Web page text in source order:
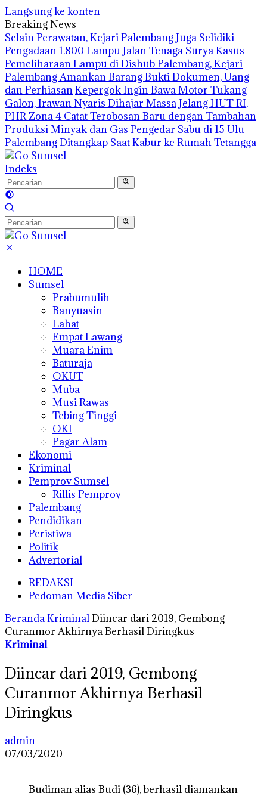
Langsung ke konten
Breaking News
Selain Perawatan, Kejari Palembang Juga Selidiki
Pengadaan 1.800 Lampu Jalan Tenaga SuryaKasus
Pemeliharaan Lampu di Dishub Palembang, Kejari
Palembang Amankan Barang Bukti Dokumen, Uang
dan PerhiasanKepergok Ingin Bawa Motor Tukang
Galon, Irawan Nyaris Dihajar MassaJelang HUT RI,
PHR Zona 4 Catat Terobosan Baru dengan Tambahan
Produksi Minyak dan Gas Pengedar Sabu di 15 Ulu
Palembang Ditangkap Saat Kabur ke Rumah Tetangga
Indeks
HOME
Sumsel
Prabumulih
Banyuasin
Lahat
Empat Lawang
Muara Enim
Baturaja
OKUT
Muba
Musi Rawas
Tebing Tinggi
OKI
Pagar Alam
Ekonomi
Kriminal
Pemprov Sumsel
Rillis Pemprov
Palembang
Pendidikan
Peristiwa
Politik
Advertorial
REDAKSI
Pedoman Media Siber
BerandaKriminalDiincar dari 2019, Gembong
Curanmor Akhirnya Berhasil Diringkus
Kriminal
Diincar dari 2019, Gembong
Curanmor Akhirnya Berhasil
Diringkus
admin
07/03/2020
Budiman alias Budi (36), berhasil diamankan